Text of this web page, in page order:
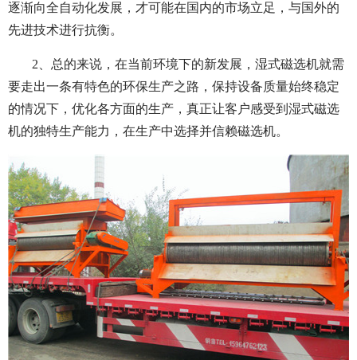
逐渐向全自动化发展，才可能在国内的市场立足，与国外的
先进技术进行抗衡。
2、总的来说，在当前环境下的新发展，湿式磁选机就需
要走出一条有特色的环保生产之路，保持设备质量始终稳定
的情况下，优化各方面的生产，真正让客户感受到湿式磁选
机的独特生产能力，在生产中选择并信赖磁选机。